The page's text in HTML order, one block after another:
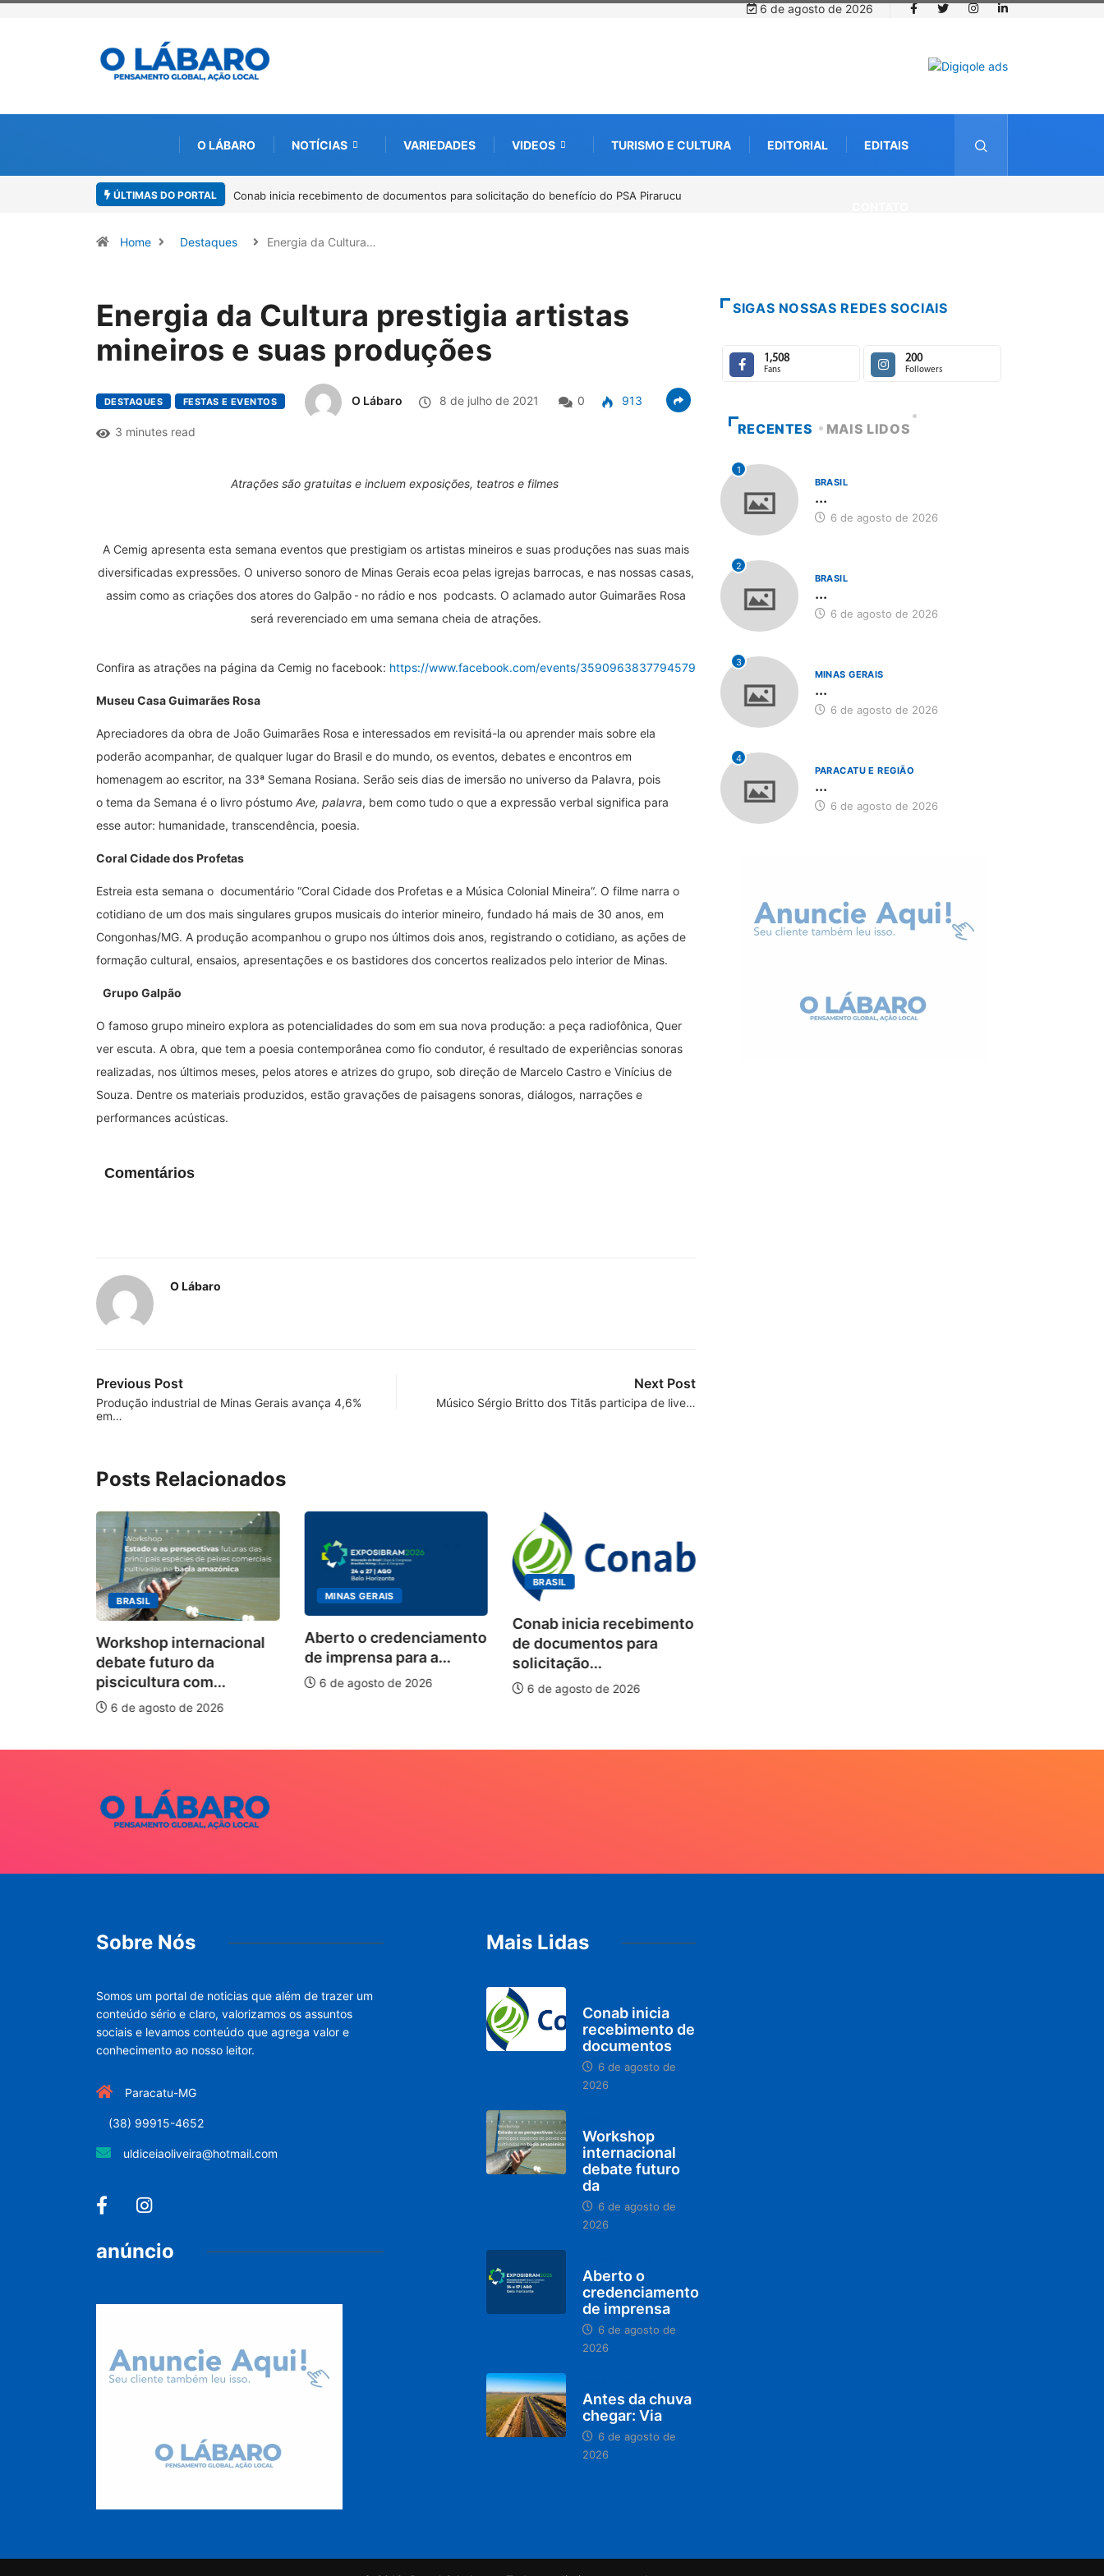
6 de agosto de 2026
O LÁBARO NOTÍCIAS VARIEDADES VIDEOS TURISMO E CULTURA EDITORIAL EDITAIS
ÚLTIMAS DO PORTAL
inicia recebimento de documentos para solicitação do benefício do PSA Pirarucu Workshop internacional debate futuro da piscicultura com espécies nativas da
Home Destaques Energia da Cultura…
Energia da Cultura prestigia artistas
mineiros e suas produções
DESTAQUES FESTAS E EVENTOS O Lábaro 8 de julho de 2021 0 913
3 minutes read
Atrações são gratuitas e incluem exposições, teatros e filmes
A Cemig apresenta esta semana eventos que prestigiam os artistas mineiros e suas produções nas suas mais
diversificadas expressões. O universo sonoro de Minas Gerais ecoa pelas igrejas barrocas, e nas nossas casas,
assim como as criações dos atores do Galpão
no rádio e nos podcasts. O aclamado autor Guimarães Rosa
será reverenciado em uma semana cheia de atrações.
Confira as atrações na página da Cemig no facebook: https://www.facebook.com/events/3590963837794579
Museu Casa Guimarães Rosa
Apreciadores da obra de João Guimarães Rosa e interessados em revisitá-la ou aprender mais sobre ela
poderão acompanhar, de qualquer lugar do Brasil e do mundo, os eventos, debates e encontros em
homenagem ao escritor, na 33ª Semana Rosiana. Serão seis dias de imersão no universo da Palavra, pois
o tema da Semana é o livro póstumo Ave, palavra, bem como tudo o que a expressão verbal significa para
esse autor: humanidade, transcendência, poesia.
Coral Cidade dos Profetas
Estreia esta semana o documentário “Coral Cidade dos Profetas e a Música Colonial Mineira“. O filme narra o
cotidiano de um dos mais singulares grupos musicais do interior mineiro, fundado há mais de 30 anos, em
Congonhas/MG. A produção acompanhou o grupo nos últimos dois anos, registrando o cotidiano, as ações de
formação cultural, ensaios, apresentações e os bastidores dos concertos realizados pelo interior de Minas.
Grupo Galpão
O famoso grupo mineiro explora as potencialidades do som em sua nova produção: a peça radiofônica, Quer
ver escuta. A obra, que tem a poesia contemporânea como fio condutor, é resultado de experiências sonoras
realizadas, nos últimos meses, pelos atores e atrizes do grupo, sob direção de Marcelo Castro e Vinícius de
Souza. Dentre os materiais produzidos, estão gravações de paisagens sonoras, diálogos, narrações e
performances acústicas.
Comentários
O Lábaro
Previous Post
Produção industrial de Minas Gerais avança 4,6%
em…
Next Post
Músico Sérgio Britto dos Titãs participa de live…
Posts Relacionados
BRASIL
Workshop internacional
debate futuro da
piscicultura com...
6 de agosto de 2026
MINAS GERAIS
Aberto o credenciamento
de imprensa para a...
6 de agosto de 2026
BRASIL
Conab inicia recebimento
de documentos para
solicitação...
6 de agosto de 2026
SIGAS NOSSAS REDES SOCIAIS
1,508
Fans
200
Followers
RECENTES MAIS LIDOS
1
BRASIL
...
6 de agosto de 2026
2
BRASIL
...
6 de agosto de 2026
3
MINAS GERAIS
...
6 de agosto de 2026
4
PARACATU E REGIÃO
...
6 de agosto de 2026
Sobre Nós
Somos um portal de noticias que além de trazer um
conteúdo sério e claro, valorizamos os assuntos
sociais e levamos conteúdo que agrega valor e
conhecimento ao nosso leitor.
Paracatu-MG
(38) 99915-4652
uldiceiaoliveira@hotmail.com
anúncio
Mais Lidas
Conab inicia
recebimento de
documentos
6 de agosto de
2026
Workshop
internacional
debate futuro
da
6 de agosto de
2026
Aberto o
credenciamento
de imprensa
6 de agosto de
2026
Antes da chuva
chegar: Via
6 de agosto de
2026